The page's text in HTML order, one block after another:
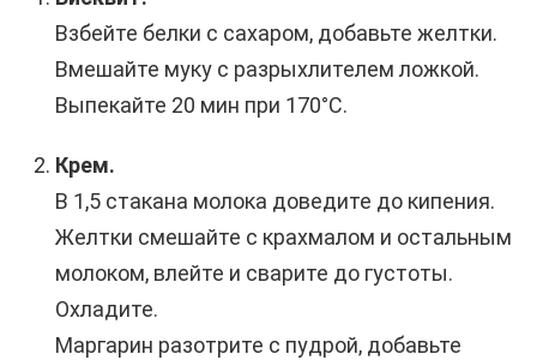
Взбейте белки с сахаром, добавьте желтки.
Вмешайте муку с разрыхлителем ложкой.
Выпекайте 20 мин при 170°C.
Крем.
В 1,5 стакана молока доведите до кипения.
Желтки смешайте с крахмалом и остальным
молоком, влейте и сварите до густоты.
Охладите.
Маргарин разотрите с пудрой, добавьте